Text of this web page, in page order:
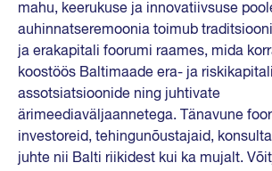
mahu, keerukuse ja innovatiivsuse
auhinnatseremoonia toimub
ja erakapitali foorumi raames, mida
koostöös Baltimaade era- ja riskikapitali
assotsiatsioonide ning juhtivate
ärimeediaväljaannetega. Tänavune
investoreid, tehingunõustajaid,
juhte nii Balti riikidest kui ka mujalt.